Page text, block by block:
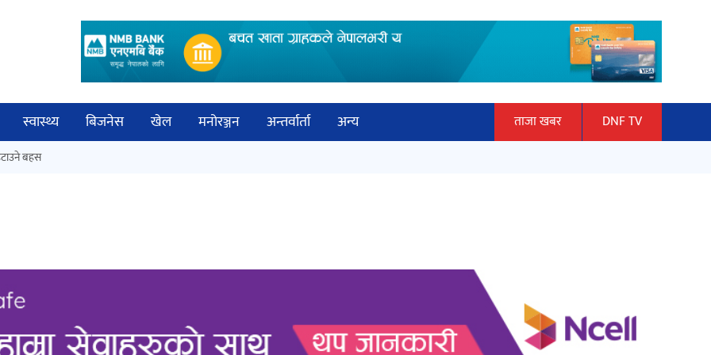
स्वास्थ्य बिजनेस खेल मनोरञ्जन अन्तर्वार्ता
अन्य
ताजा खबर DNF TV
औपचारिक सेवा सञ्चालनमा
हलमा छैन ‘गौँथली’को टिकट
बहस